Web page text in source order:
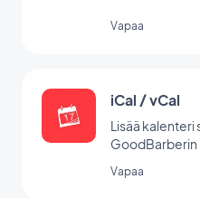
Vapaa
iCal / vCal
Lisää kalenteri
Vapaa